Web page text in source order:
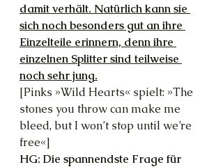
damit verhält. Natürlich kann sie
sich noch besonders gut an ihre
Einzelteile erinnern, denn ihre
einzelnen Splitter sind teilweise
noch sehr jung.
[Pinks »Wild Hearts« spielt: »The
stones you throw can make me
bleed, but I won’t stop until we’re
free«]
HG: Die spannendste Frage für